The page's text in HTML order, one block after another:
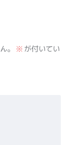
。 ※が付いてい